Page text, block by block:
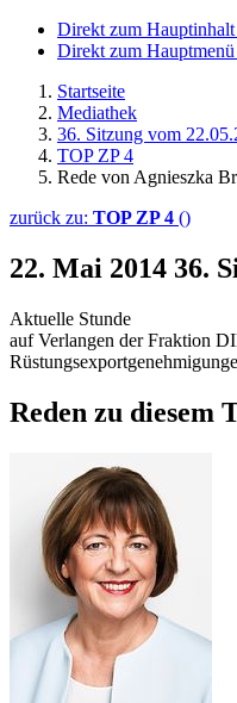
Direkt zum Hauptinhalt
Direkt zum Hauptmenü
Startseite
Mediathek
36. Sitzung vom
TOP ZP 4
Rede von Agnieszka
zurück zu: TOP ZP 4 ()
22. Mai 2014 36.
Aktuelle Stunde
auf Verlangen der Fraktion
Reden zu diesem